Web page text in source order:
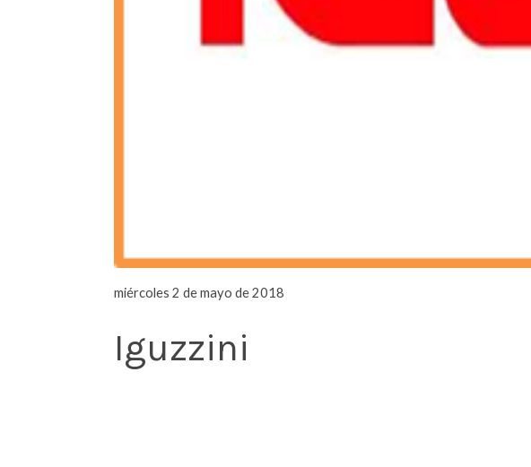
miércoles 2 de mayo de 2018
Iguzzini